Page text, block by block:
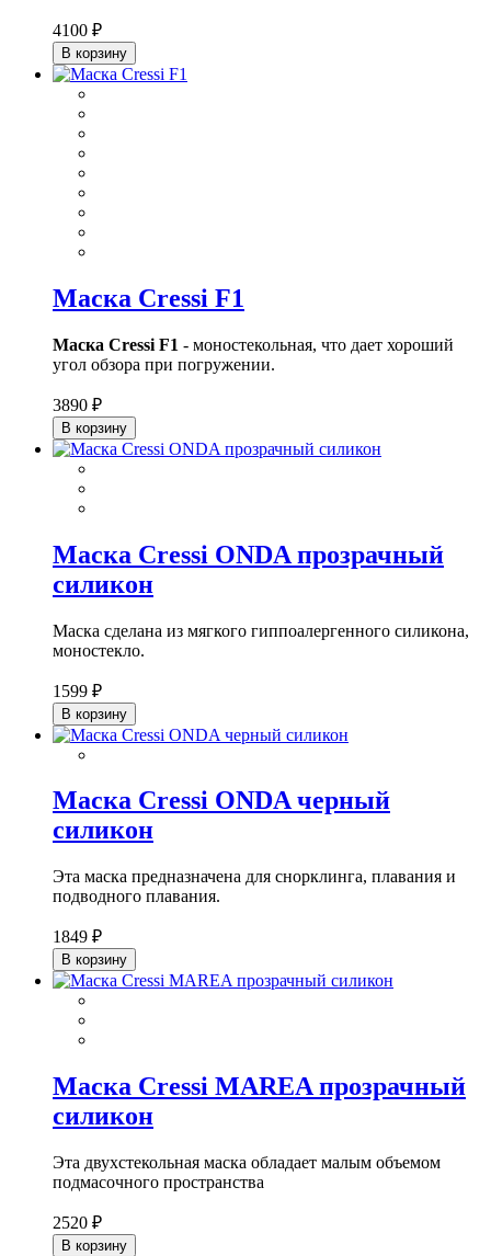
4100 ₽
В корзину
Маска Cressi F1
Маска Cressi F1 - моностекольная, что дает хороший
угол обзора при погружении.
3890 ₽
В корзину
Маска Cressi ONDA прозрачный
силикон
Маска сделана из мягкого гиппоалергенного силикона,
моностекло.
1599 ₽
В корзину
Маска Cressi ONDA черный
силикон
Эта маска предназначена для снорклинга, плавания и
подводного плавания.
1849 ₽
В корзину
Маска Cressi MAREA прозрачный
силикон
Эта двухстекольная маска обладает малым объемом
подмасочного пространства
2520 ₽
В корзину